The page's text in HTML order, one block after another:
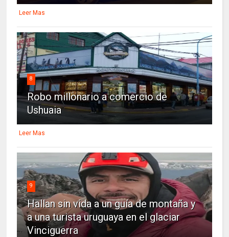
Leer Mas
8
Robo millonario a comercio de
Ushuaia
Leer Mas
9
Hallan sin vida a un guía de montaña y
a una turista uruguaya en el glaciar
Vinciguerra